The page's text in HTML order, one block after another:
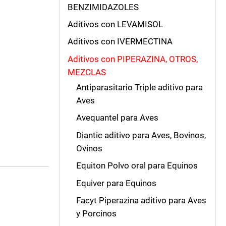
BENZIMIDAZOLES
Aditivos con LEVAMISOL
Aditivos con IVERMECTINA
Aditivos con PIPERAZINA, OTROS,
MEZCLAS
Antiparasitario Triple aditivo para
Aves
Avequantel para Aves
Diantic aditivo para Aves, Bovinos,
Ovinos
Equiton Polvo oral para Equinos
Equiver para Equinos
Facyt Piperazina aditivo para Aves
y Porcinos